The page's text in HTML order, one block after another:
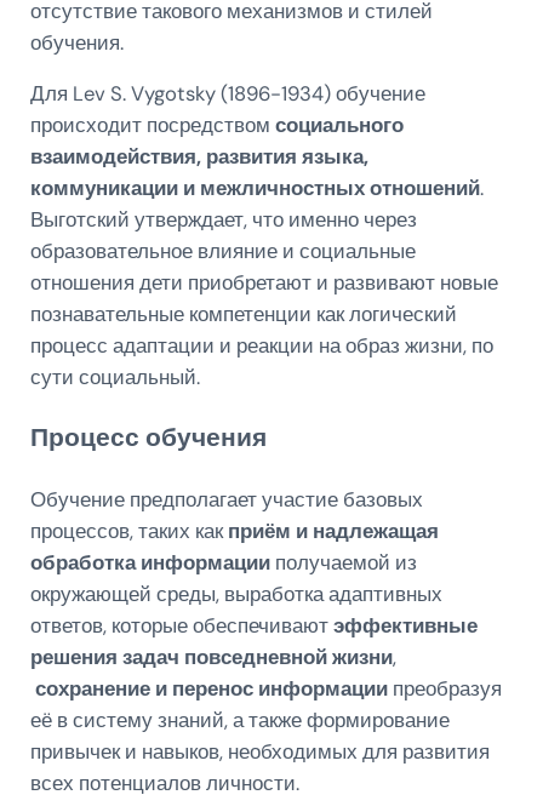
отсутствие такового механизмов и стилей
обучения.
Для Lev S. Vygotsky (1896-1934) обучение
происходит посредством социального
взаимодействия, развития языка,
коммуникации и межличностных отношений.
Выготский утверждает, что именно через
образовательное влияние и социальные
отношения дети приобретают и развивают новые
познавательные компетенции как логический
процесс адаптации и реакции на образ жизни, по
сути социальный.
Процесс обучения
Обучение предполагает участие базовых
процессов, таких какприём и надлежащая
обработка информацииполучаемой из
окружающей среды, выработка адаптивных
ответов, которые обеспечиваютэффективные
решения задач повседневной жизни,
сохранение и перенос информациипреобразуя
её в систему знаний, а также формирование
привычек и навыков, необходимых для развития
всех потенциалов личности.